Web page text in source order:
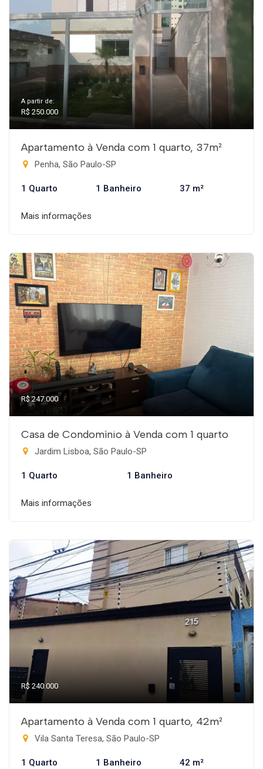
A partir de:
R$ 250.000
Apartamento à Venda com 1 quarto, 37m²
Penha, São Paulo-SP
1 Quarto 1 Banheiro 37 m²
Mais informações
R$ 247.000
Casa de Condomínio à Venda com 1 quarto
Jardim Lisboa, São Paulo-SP
1 Quarto 1 Banheiro
Mais informações
R$ 240.000
Apartamento à Venda com 1 quarto, 42m²
Vila Santa Teresa, São Paulo-SP
1 Quarto 1 Banheiro 42 m²